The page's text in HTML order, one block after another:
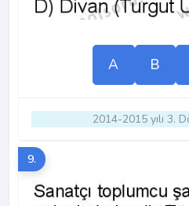
A B
2014-2015 yılı 3.
9.